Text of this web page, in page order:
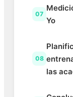
07
Yo
08
las